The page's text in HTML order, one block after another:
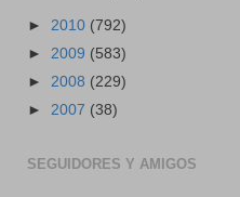
► 2010 (792)
► 2009 (583)
► 2008 (229)
► 2007 (38)
SEGUIDORES Y AMIGOS